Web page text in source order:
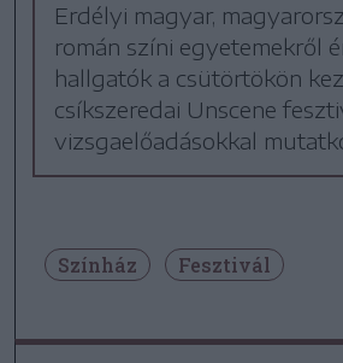
Erdélyi magyar,
román színi egyetemekről
hallgatók a csütörtökön
csíkszeredai Unscene
vizsgaelőadásokkal
Színház Fesztivál